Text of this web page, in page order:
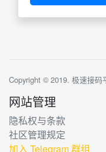
Copyright © 2019. 极速接码
网站管理
隐私权与条款
社区管理规定
加入 Telegram 群组